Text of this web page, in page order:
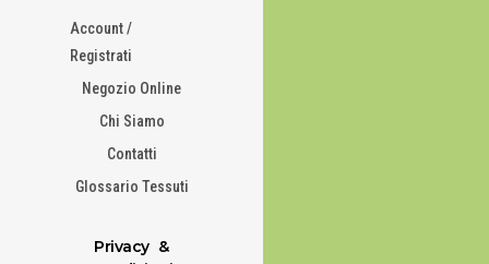
Account /
Registrati
Negozio Online
Chi Siamo
Contatti
Glossario Tessuti
Privacy &